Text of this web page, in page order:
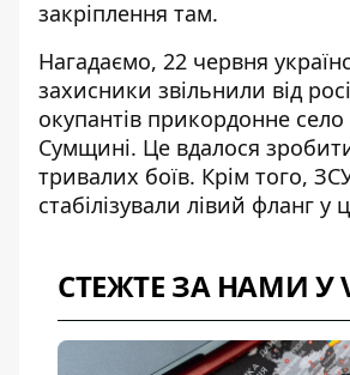
закріплення там.
Нагадаємо, 22 червня
захисники звільнили від
окупантів прикордонне село
Сумщині. Це вдалося
тривалих боїв. Крім того,
стабілізували лівий фланг у
СТЕЖТЕ ЗА НАМИ У